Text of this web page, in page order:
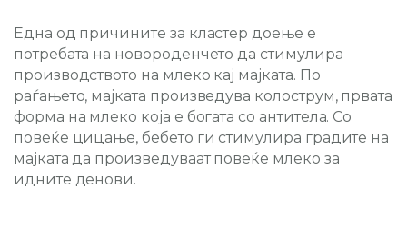
Една од причините за кластер доење е
потребата на новороденчето да стимулира
производството на млеко кај мајката. По
раѓањето, мајката произведува колострум, првата
форма на млеко која е богата со антитела. Со
повеќе цицање, бебето ги стимулира градите на
мајката да произведуваат повеќе млеко за
идните денови.